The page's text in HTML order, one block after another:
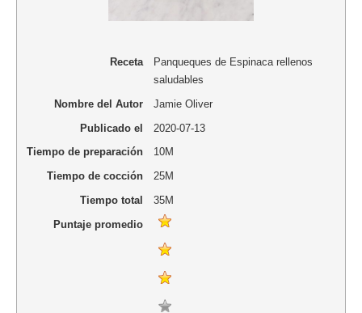
Receta
Panqueques de Espinaca rellenos
saludables
Nombre del Autor
Jamie Oliver
Publicado el
2020-07-13
Tiempo de preparación
10M
Tiempo de cocción
25M
Tiempo total
35M
Puntaje promedio